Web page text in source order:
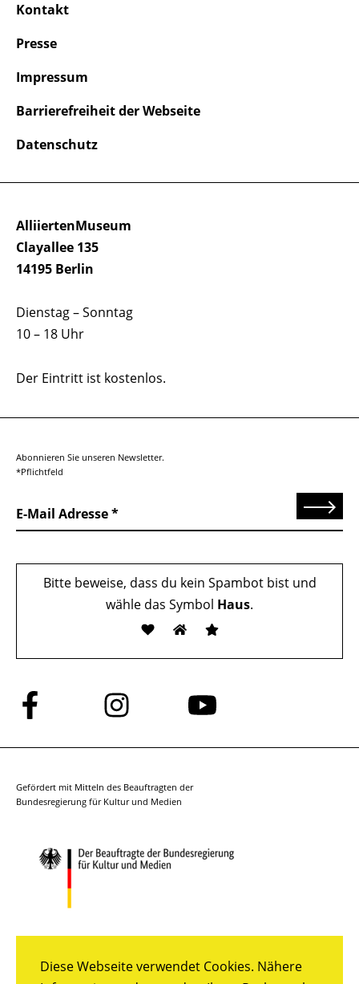
Diese Webseite verwendet Cookies. Nähere
AlliiertenMuseum
Clayallee 135
14195 Berlin
Dienstag – Sonntag
10 – 18 Uhr
Der Eintritt ist kostenlos.
Kontakt
Presse
Impressum
Barrierefreiheit der Webseite
Datenschutz
Abonnieren Sie unseren Newsletter.
*Pflichtfeld
E-Mail Adresse Senden
Bitte beweise, dass du kein Spambot bist und
wähle das Symbol Haus.
Folge
uns
auf
Folge
uns
auf
Folge
auf
Gefördert mit Mitteln des Beauftragten der
Bundesregierung für Kultur und Medien